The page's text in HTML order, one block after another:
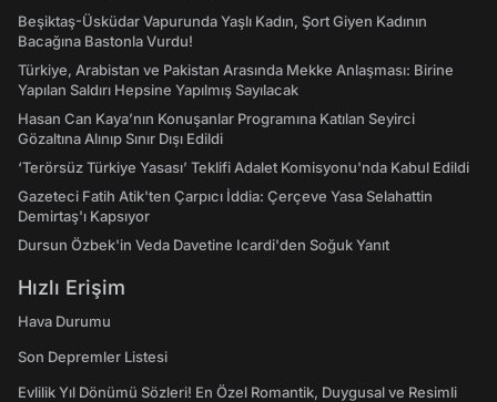
Beşiktaş-Üsküdar Vapurunda Yaşlı Kadın, Şort Giyen Kadının
Bacağına Bastonla Vurdu!
Türkiye, Arabistan ve Pakistan Arasında Mekke Anlaşması: Birine
Yapılan Saldırı Hepsine Yapılmış Sayılacak
Hasan Can Kaya’nın Konuşanlar Programına Katılan Seyirci
Gözaltına Alınıp Sınır Dışı Edildi
‘Terörsüz Türkiye Yasası’ Teklifi Adalet Komisyonu'nda Kabul Edildi
Gazeteci Fatih Atik'ten Çarpıcı İddia: Çerçeve Yasa Selahattin
Demirtaş'ı Kapsıyor
Dursun Özbek'in Veda Davetine Icardi'den Soğuk Yanıt
Hızlı Erişim
Hava Durumu
Son Depremler Listesi
Evlilik Yıl Dönümü Sözleri! En Özel Romantik, Duygusal ve Resimli